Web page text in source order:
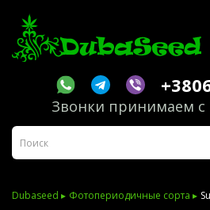
Звонки принимаем с
Dubaseed ▸ Фотопериодичные сорта ▸